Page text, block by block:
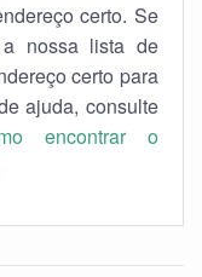
certo. Se
nossa lista de
certo para
ajuda, consulte
encontrar o